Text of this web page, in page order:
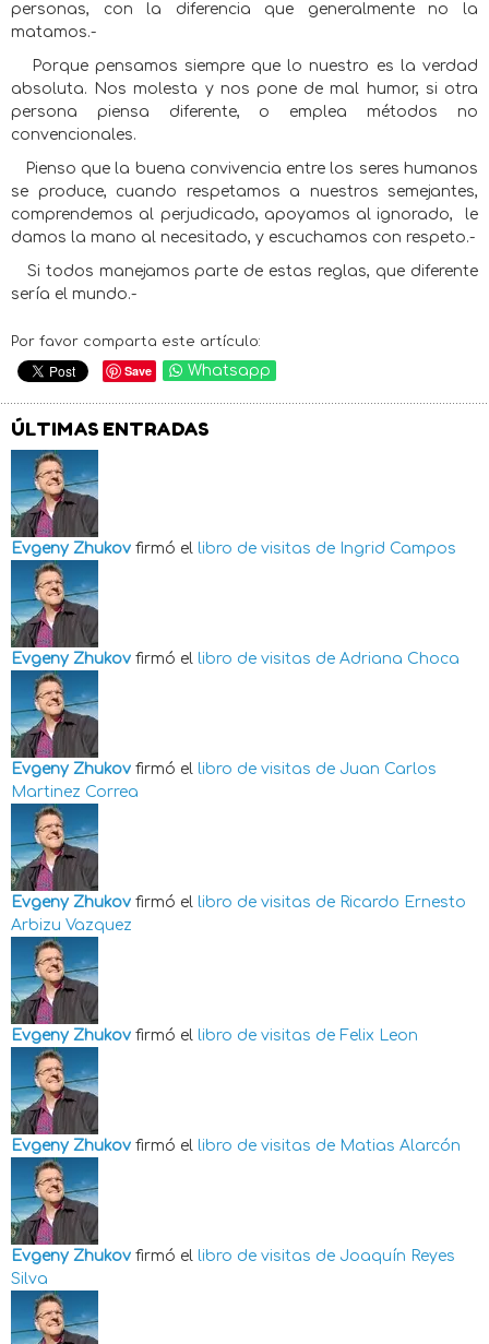
personas, con la diferencia que generalmente no la
matamos.-
Porque pensamos siempre que lo nuestro es la verdad
absoluta. Nos molesta y nos pone de mal humor, si otra
persona piensa diferente, o emplea métodos no
convencionales.
Pienso que la buena convivencia entre los seres humanos
se produce, cuando respetamos a nuestros semejantes,
comprendemos al perjudicado, apoyamos al ignorado,
le
damos la mano al necesitado, y escuchamos con respeto.-
Si todos manejamos parte de estas reglas, que diferente
sería el mundo.-
Por favor comparta este artículo:
Save Whatsapp
ÚLTIMAS ENTRADAS
Evgeny Zhukov firmó el libro de visitas de Ingrid Campos
Evgeny Zhukov firmó el libro de visitas de Adriana Choca
Evgeny Zhukov firmó el libro de visitas de Juan Carlos
Martinez Correa
Evgeny Zhukov firmó el libro de visitas de Ricardo Ernesto
Arbizu Vazquez
Evgeny Zhukov firmó el libro de visitas de Felix Leon
Evgeny Zhukov firmó el libro de visitas de Matias Alarcón
Evgeny Zhukov firmó el libro de visitas de Joaquín Reyes
Silva